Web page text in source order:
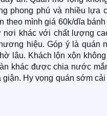
phong phú và nhiều lựa
theo mình giá 60k/dĩa
khác với chất lượng
hiệu. Góp ý là quán
lâu. Khách lộn xộn
khác được chia nước
giận. Hy vọng quán sớm